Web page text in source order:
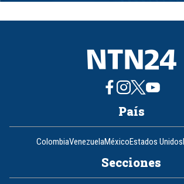
8
País
ColombiaVenezuelaMéxicoEstados Unidos
Secciones